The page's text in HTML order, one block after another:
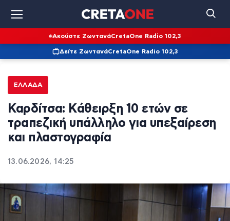
Ακούστε ΖωντανάCretaOne Radio 102,3
Δείτε ΖωντανάCretaOne Radio 102,3
ΕΛΛΆΔΑ
Καρδίτσα: Kάθειρξη 10 ετών σε
τραπεζική υπάλληλο για υπεξαίρεση
και πλαστογραφία
13.06.2026, 14:25